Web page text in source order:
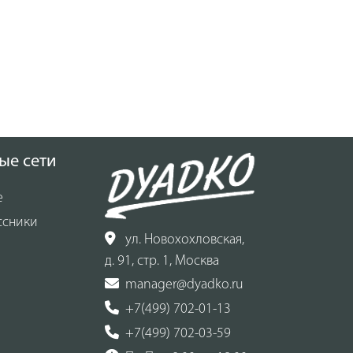
сети
ул. Новохохловская,
д. 91, стр. 1, Москва
manager@dyadko.ru
+7(499) 702-01-13
+7(499) 702-03-59